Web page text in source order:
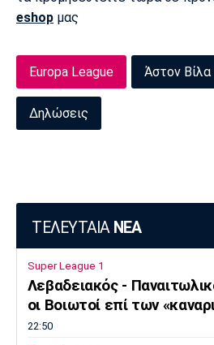
eshop μας
Europa League Άστον Βίλα
Δηλώσεις
ΤΕΛΕΥΤΑΙΑ ΝΕΑ
Super League 1
Λεβαδειακός -
οι Βοιωτοί επί των
22:50